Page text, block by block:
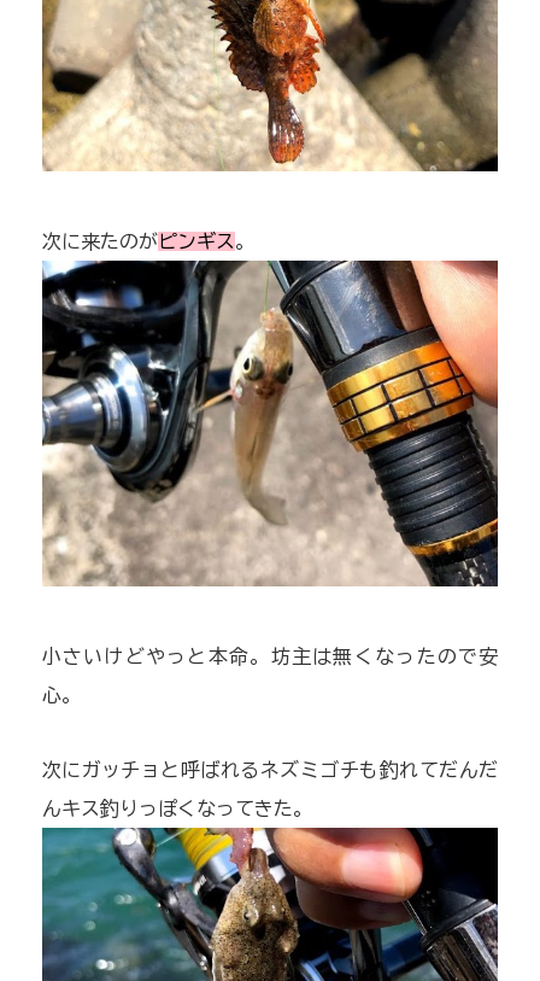
次に来たのがピンギス 。
小さいけどやっと本命。坊主は無くなったので安
心。
次にガッチョと呼ばれるネズミゴチも釣れてだんだ
んキス釣りっぽくなってきた。